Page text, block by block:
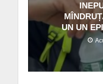
UN UN